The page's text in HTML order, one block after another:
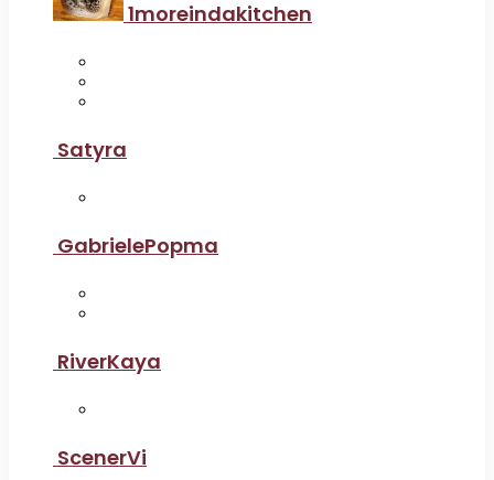
1moreindakitchen
Satyra
GabrielePopma
RiverKaya
ScenerVi